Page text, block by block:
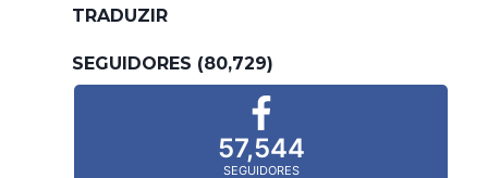
TRADUZIR
SEGUIDORES (80,729)
57,544
SEGUIDORES